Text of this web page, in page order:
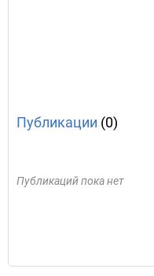
Публикации (0)
Публикаций пока нет